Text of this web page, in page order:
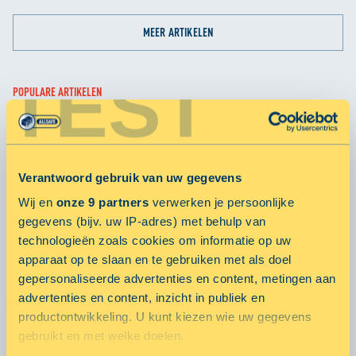
TEST
Verantwoord gebruik van uw gegevens
Wij en onze 9 partners verwerken je persoonlijke
gegevens (bijv. uw IP-adres) met behulp van
technologieën zoals cookies om informatie op uw
apparaat op te slaan en te gebruiken met als doel
gepersonaliseerde advertenties en content, metingen aan
advertenties en content, inzicht in publiek en
productontwikkeling. U kunt kiezen wie uw gegevens
gebruikt en met welke doelen.
MEER ARTIKELEN
POPULARE ARTIKELEN
Smart City Hubs
ALLSAFE Mini Opslag gaat voor vitaliteit met Fit20!
10 februari 2016 door
ALLSAFE Mini Opslag in gesprek met Groothuis
Bouwgroep: een Succesformule
31 oktober 2016 door